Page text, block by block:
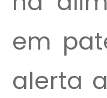
em
alerta